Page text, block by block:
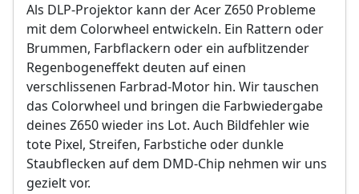
Als DLP-Projektor kann der Acer Z650 Probleme
mit dem Colorwheel entwickeln. Ein Rattern oder
Brummen, Farbflackern oder ein aufblitzender
Regenbogeneffekt deuten auf einen
verschlissenen Farbrad-Motor hin. Wir tauschen
das Colorwheel und bringen die Farbwiedergabe
deines Z650 wieder ins Lot. Auch Bildfehler wie
tote Pixel, Streifen, Farbstiche oder dunkle
Staubflecken auf dem DMD-Chip nehmen wir uns
gezielt vor.